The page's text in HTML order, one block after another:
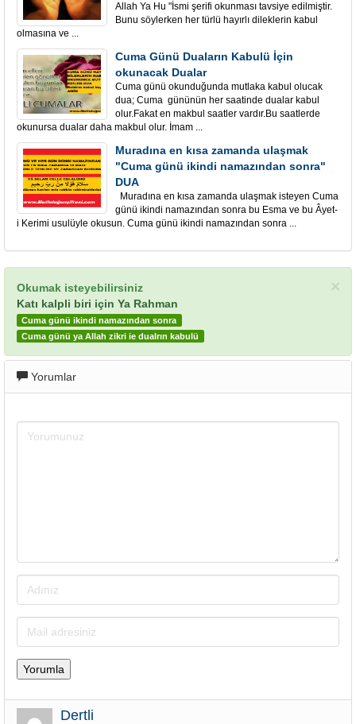
Allah Ya Hu "İsmi şerifi okunması tavsiye edilmiştir.
Bunu söylerken her türlü hayırlı dileklerin kabul
olmasına ve ...
Cuma Günü Duaların Kabulü İçin
okunacak Dualar
Cuma günü okunduğunda mutlaka kabul olucak
dua; Cuma gününün her saatinde dualar kabul
olur.Fakat en makbul saatler vardır.Bu saatlerde
okunursa dualar daha makbul olur. İmam ...
Muradına en kısa zamanda ulaşmak
"Cuma günü ikindi namazından sonra"
DUA
Muradına en kısa zamanda ulaşmak isteyen Cuma
günü ikindi namazından sonra bu Esma ve bu Âyet-
i Kerimi usulüyle okusun. Cuma günü ikindi namazından sonra ...
×
Okumak isteyebilirsiniz
Katı kalpli biri için Ya Rahman
Cuma günü ikindi namazından sonra
Cuma günü ya Allah zikri ie dualrın kabulü
Yorumlar
Dertli